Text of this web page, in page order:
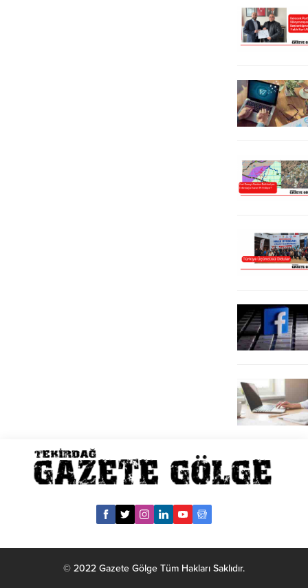
İşcan Bölgede, İmar Kanunun 18.
Maddesi kapsamında, yol, yeşil
© 2022 Gazete Gölge Tüm Hakları Saklıdır.